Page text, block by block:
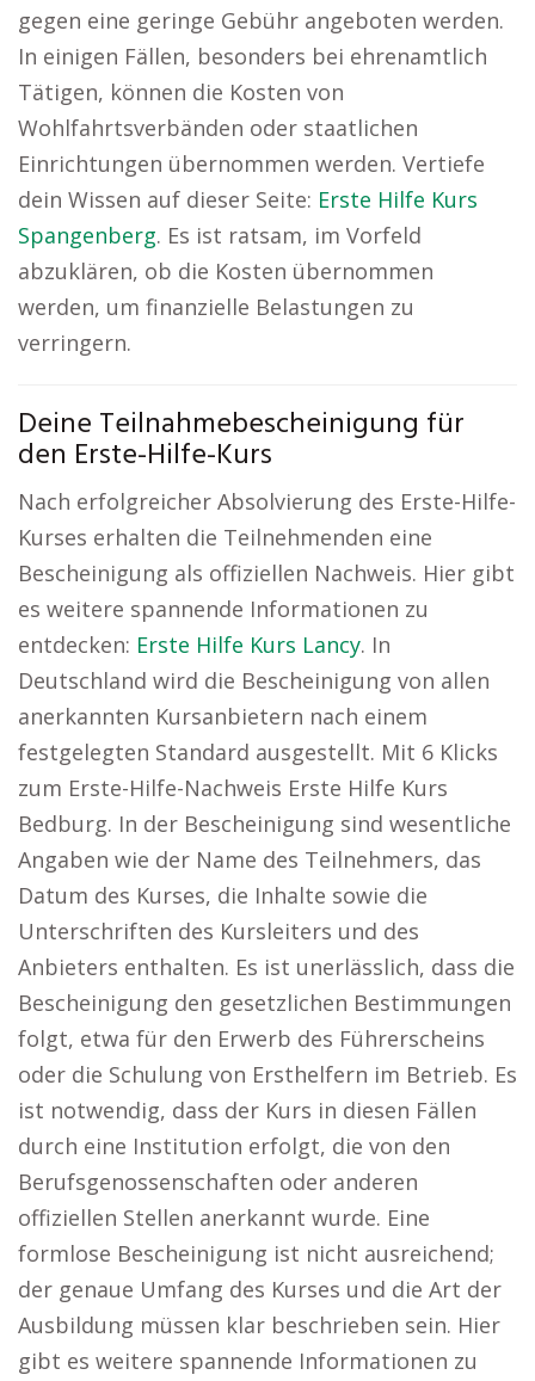
gegen eine geringe Gebühr angeboten werden.
In einigen Fällen, besonders bei ehrenamtlich
Tätigen, können die Kosten von
Wohlfahrtsverbänden oder staatlichen
Einrichtungen übernommen werden. Vertiefe
dein Wissen auf dieser Seite: Erste Hilfe Kurs
Spangenberg. Es ist ratsam, im Vorfeld
abzuklären, ob die Kosten übernommen
werden, um finanzielle Belastungen zu
verringern.
Deine Teilnahmebescheinigung für
den Erste-Hilfe-Kurs
Nach erfolgreicher Absolvierung des Erste-Hilfe-
Kurses erhalten die Teilnehmenden eine
Bescheinigung als offiziellen Nachweis. Hier gibt
es weitere spannende Informationen zu
entdecken: Erste Hilfe Kurs Lancy. In
Deutschland wird die Bescheinigung von allen
anerkannten Kursanbietern nach einem
festgelegten Standard ausgestellt. Mit 6 Klicks
zum Erste-Hilfe-Nachweis Erste Hilfe Kurs
Bedburg. In der Bescheinigung sind wesentliche
Angaben wie der Name des Teilnehmers, das
Datum des Kurses, die Inhalte sowie die
Unterschriften des Kursleiters und des
Anbieters enthalten. Es ist unerlässlich, dass die
Bescheinigung den gesetzlichen Bestimmungen
folgt, etwa für den Erwerb des Führerscheins
oder die Schulung von Ersthelfern im Betrieb. Es
ist notwendig, dass der Kurs in diesen Fällen
durch eine Institution erfolgt, die von den
Berufsgenossenschaften oder anderen
offiziellen Stellen anerkannt wurde. Eine
formlose Bescheinigung ist nicht ausreichend;
der genaue Umfang des Kurses und die Art der
Ausbildung müssen klar beschrieben sein. Hier
gibt es weitere spannende Informationen zu